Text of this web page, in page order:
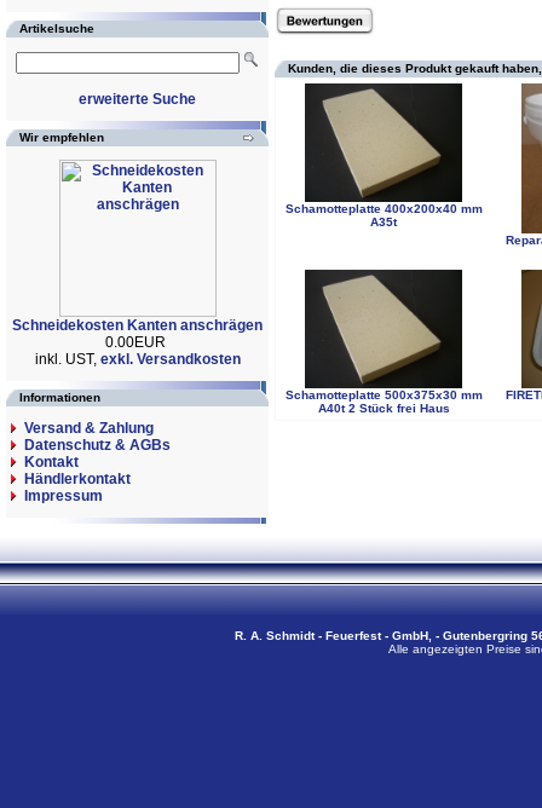
Artikelsuche
erweiterte Suche
Wir empfehlen
Schneidekosten Kanten anschrägen
0.00EUR
inkl. UST, exkl. Versandkosten
Informationen
Versand & Zahlung
Datenschutz & AGBs
Kontakt
Händlerkontakt
Impressum
Kunden, die dieses Produkt gekauft
Schamotteplatte 400x200x40 mm
A35t
Schamotteplatte 500x375x30 mm
A40t 2 Stück frei Haus
R. A. Schmidt - Feuerfest - GmbH, - Gutenbergring
Alle angezeigten Preise